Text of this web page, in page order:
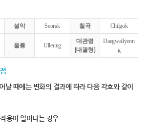
설악 Seorak 칠곡 Chilgok
울릉 Ulleung
대관령
[대괄령]
Daegwallyeon
g
날 때에는 변화의 결과에 따라 다음 각호와 같이
용이 일어나는 경우